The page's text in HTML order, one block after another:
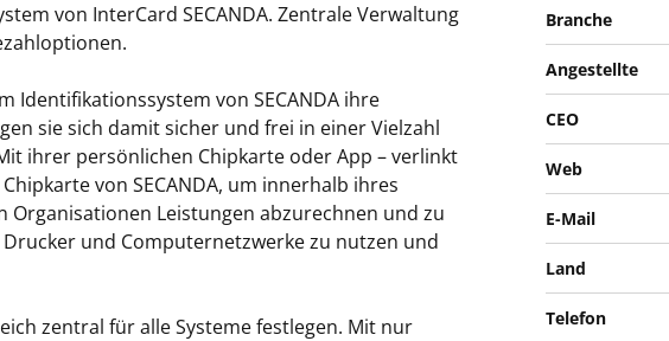
von InterCard SECANDA. Zentrale Verwaltung
Identifikationssystem von SECANDA ihre
sie sich damit sicher und frei in einer Vielzahl
ihrer persönlichen Chipkarte oder App – verlinkt
von SECANDA, um innerhalb ihres
Leistungen abzurechnen und zu
und Computernetzwerke zu nutzen und
zentral für alle Systeme festlegen. Mit nur
Branche
Angestellte
CEO
Web
E-Mail
Land
Telefon